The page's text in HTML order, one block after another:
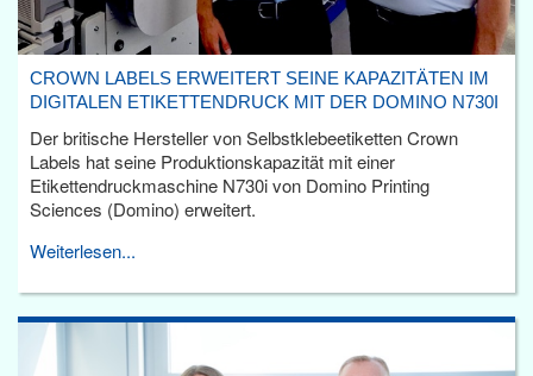
CROWN LABELS ERWEITERT SEINE KAPAZITÄTEN IM
DIGITALEN ETIKETTENDRUCK MIT DER DOMINO N730I
Der britische Hersteller von Selbstklebeetiketten Crown
Labels hat seine Produktionskapazität mit einer
Etikettendruckmaschine N730i von Domino Printing
Sciences (Domino) erweitert.
Weiterlesen...